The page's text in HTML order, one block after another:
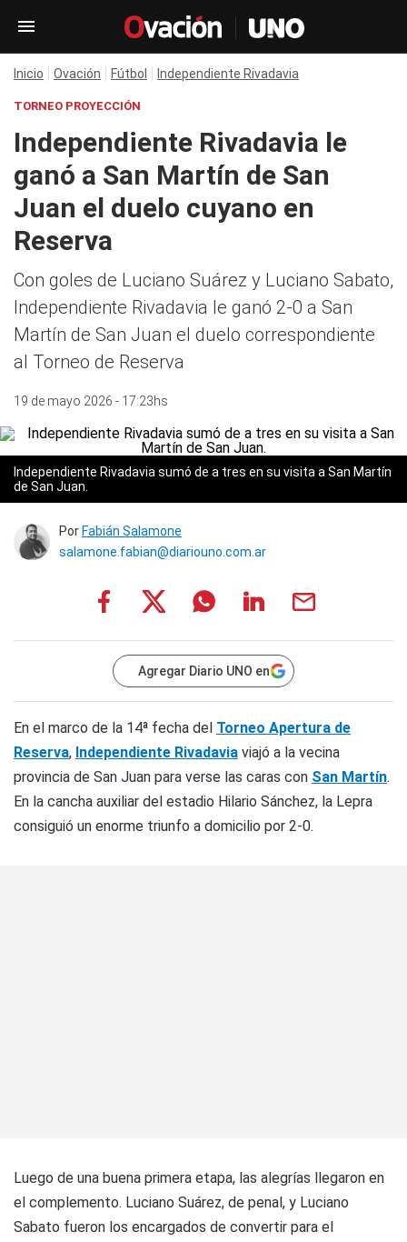
Inicio Ovación Fútbol Independiente Rivadavia
TORNEO PROYECCIÓN
Independiente Rivadavia le
ganó a San Martín de San
Juan el duelo cuyano en
Reserva
Con goles de Luciano Suárez y Luciano Sabato,
Independiente Rivadavia le ganó 2-0 a San
Martín de San Juan el duelo correspondiente
al Torneo de Reserva
19 de mayo 2026 - 17:23hs
Independiente Rivadavia sumó de a tres en su visita a San Martín
de San Juan.
Por Fabián Salamone
salamone.fabian@diariouno.com.ar
Agregar Diario UNO en
En el marco de la 14ª fecha del Torneo Apertura de
Reserva, Independiente Rivadavia viajó a la vecina
provincia de San Juan para verse las caras con San Martín.
En la cancha auxiliar del estadio Hilario Sánchez, la Lepra
consiguió un enorme triunfo a domicilio por 2-0.
Luego de una buena primera etapa, las alegrías llegaron en
el complemento. Luciano Suárez, de penal, y Luciano
Sabato fueron los encargados de convertir para el